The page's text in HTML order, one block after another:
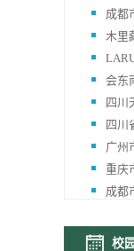
成都
木里
会东
四川
四川
广州
重庆
成都
四
校